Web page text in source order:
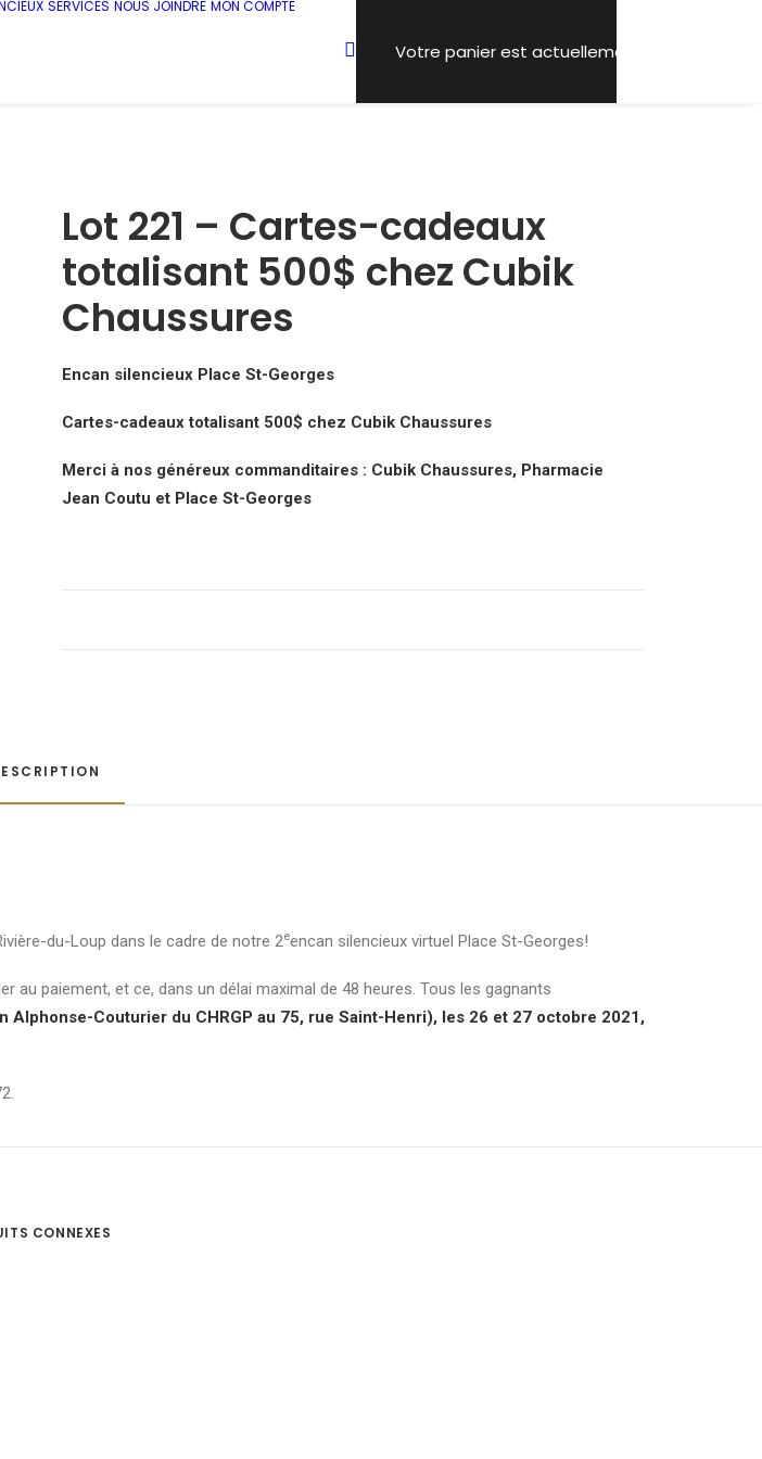
SERVICES NOUS JOINDRE MON COMPTE
Votre panier est actuellement vide.
Lot 221 – Cartes-cadeaux
totalisant 500$ chez Cubik
Chaussures
Encan silencieux Place St-Georges
Cartes-cadeaux totalisant 500$ chez Cubik Chaussures
Merci à nos généreux commanditaires : Cubik Chaussures, Pharmacie
Jean Coutu et Place St-Georges
du-Loup dans le cadre de notre 2eencan silencieux virtuel Place St-Georges!
paiement, et ce, dans un délai maximal de 48 heures. Tous les gagnants
Alphonse-Couturier du CHRGP au 75, rue Saint-Henri), les 26 et 27 octobre 2021,
CONNEXES